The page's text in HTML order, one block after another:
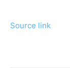
Source link